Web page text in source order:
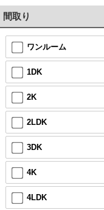
間取り
ワンルーム
1DK
2K
2LDK
3DK
4K
4LDK